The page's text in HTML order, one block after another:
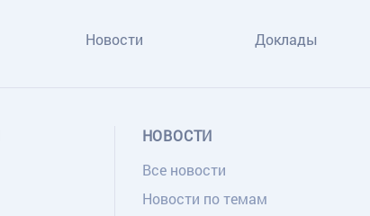
Новости Доклады
НОВОСТИ
Все новости
Новости по темам